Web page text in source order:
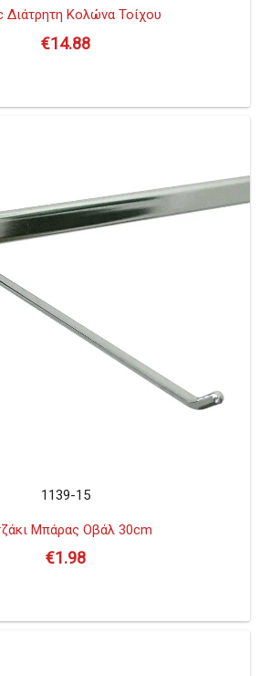
Διάτρητη Κολώνα Τοίχου
€14.88
1139-15
Μπάρας Οβάλ 30cm
€1.98